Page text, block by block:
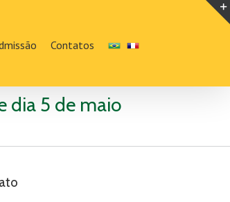
Contatos
dia 5 de maio